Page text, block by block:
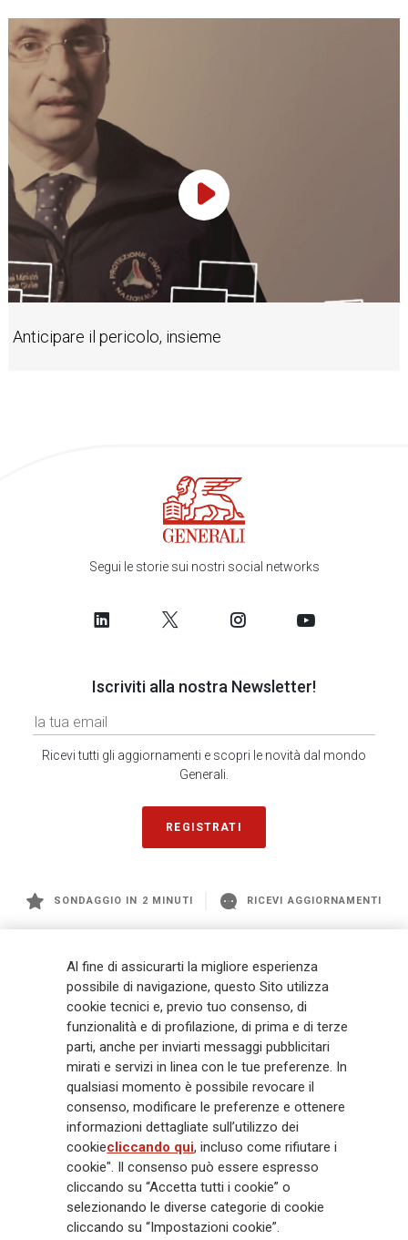
Anticipare il pericolo, insieme
Play Video
Segui le storie sui nostri social networks
Iscriviti alla nostra Newsletter!
Ricevi tutti gli aggiornamenti e scopri le novità dal mondo
Generali.
REGISTRATI
SONDAGGIO IN 2 MINUTI RICEVI AGGIORNAMENTI
management a livello globale, con premi complessivi pari a € 98,1
miliardi e € 900 miliardi di AUM nel 2025. Fondato nel 1831, con oltre 88
mila dipendenti e 163 mila agenti che servono 75 milioni di clienti, il
Gruppo ha una posizione di leadership in Europa e una presenza
crescente in Asia e America. Al centro della strategia di Generali c'è il suo
impegno Lifetime Partner verso i clienti, realizzato attraverso soluzioni
innovative e personalizzate, un'esperienza cliente di prima classe e le sue
capacità di distribuzione globale digitalizzata. Il Gruppo ha
completamente integrato la sostenibilità in tutte le scelte strategiche, con
l'obiettivo di creare valore per tutti gli stakeholder mentre costruisce una
società più equa e resiliente.
Legal Info Cookie Policy Privacy & GDPR
Al fine di assicurarti la migliore esperienza
possibile di navigazione, questo Sito utilizza
cookie tecnici e, previo tuo consenso, di
funzionalità e di profilazione, di prima e di terze
parti, anche per inviarti messaggi pubblicitari
mirati e servizi in linea con le tue preferenze. In
qualsiasi momento è possibile revocare il
consenso, modificare le preferenze e ottenere
informazioni dettagliate sull’utilizzo dei
cookiecliccando qui, incluso come rifiutare i
cookie". Il consenso può essere espresso
cliccando su “Accetta tutti i cookie” o
selezionando le diverse categorie di cookie
cliccando su “Impostazioni cookie”.